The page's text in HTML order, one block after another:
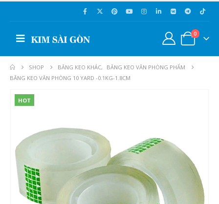
0
SHOP BĂNG KEO KHÁC,
BĂNG KEO VĂN PHÒNG PHẨM
BĂNG KEO VĂN PHÒNG 10 YARD -0.1KG-1.8CM
HOT